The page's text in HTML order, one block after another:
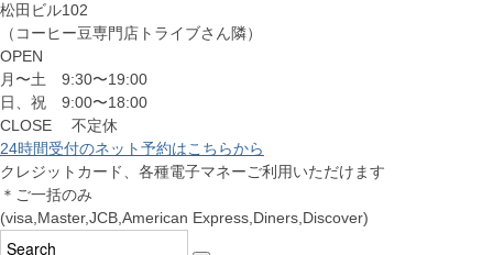
松田ビル102
（コーヒー豆専門店トライブさん隣）
OPEN
月〜土 9:30〜19:00
日、祝 9:00〜18:00
CLOSE 不定休
24時間受付のネット予約はこちらから
クレジットカード、各種電子マネーご利用いただけます
＊ご一括のみ
(visa,Master,JCB,American Express,Diners,Discover)